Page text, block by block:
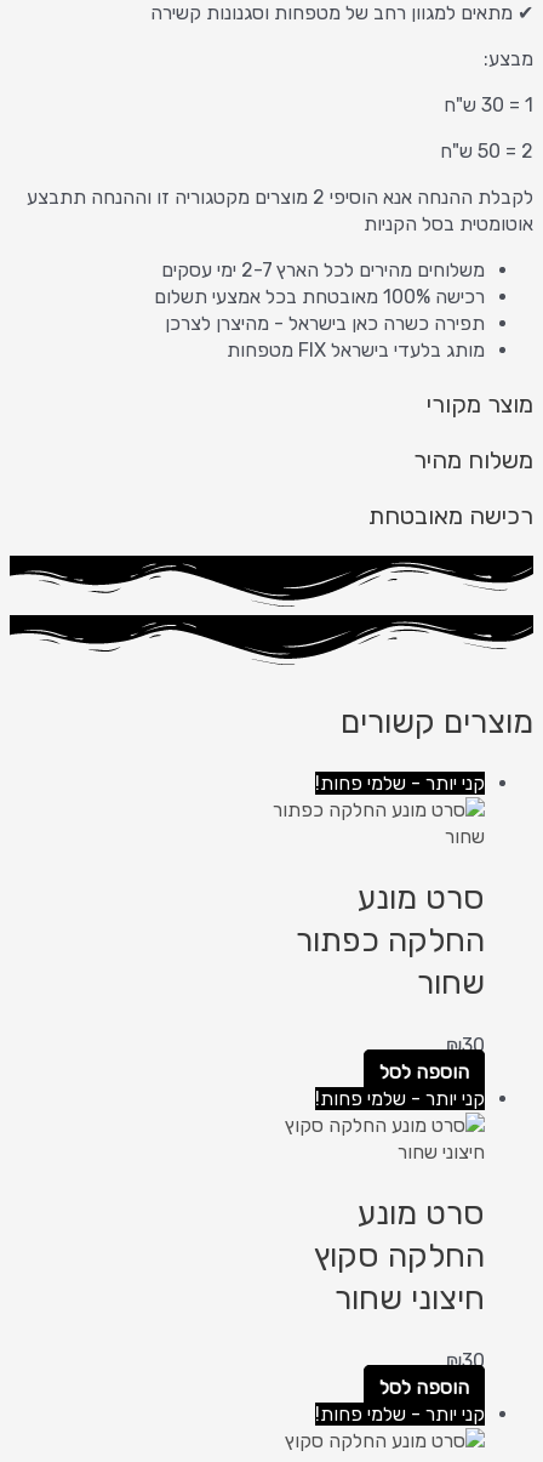
✔ מתאים למגוון רחב של מטפחות וסגנונות קשירה
מבצע:
1 = 30 ש"ח
2 = 50 ש"ח
לקבלת ההנחה אנא הוסיפי 2 מוצרים מקטגוריה זו וההנחה תתבצע
אוטומטית בסל הקניות
משלוחים מהירים לכל הארץ 2-7 ימי עסקים
רכישה 100% מאובטחת בכל אמצעי תשלום
תפירה כשרה כאן בישראל - מהיצרן לצרכן
מותג בלעדי בישראל FIX מטפחות
מוצר מקורי
משלוח מהיר
רכישה מאובטחת
מוצרים קשורים
קני יותר - שלמי פחות!
סרט מונע
החלקה כפתור
שחור
₪30
הוספה לסל
קני יותר - שלמי פחות!
סרט מונע
החלקה סקוץ
חיצוני שחור
₪30
הוספה לסל
קני יותר - שלמי פחות!